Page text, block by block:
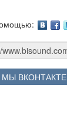
МЫ ВКОНТАКТЕ